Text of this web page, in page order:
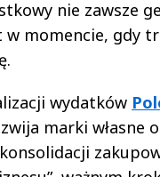
nie zawsze
w momencie, gdy
wydatków
marki własne